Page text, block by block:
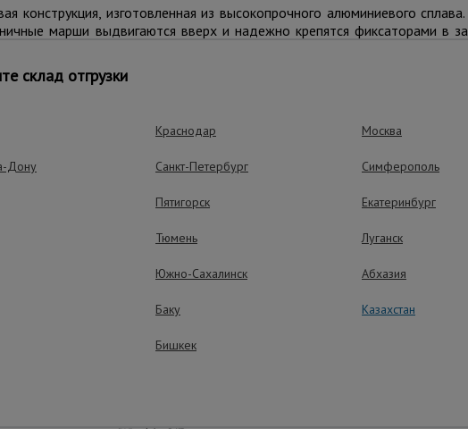
изготовленная из высокопрочного алюминиевого
марши выдвигаются вверх и надежно крепятся фиксаторами в
соскальзыванию во время эксплуатации. Для легкого доступа
преимущества – эффективная работа
Простая
колесным блоком и
склад отгрузки
Краснодар Москва
Дону Санкт-Петербург Симферополь
Пятигорск Екатеринбург
Тюмень Луганск
Южно-Сахалинск Абхазия
Баку Казахстан
Бишкек